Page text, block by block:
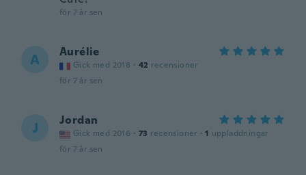
för 7 år sen
A Aurélie
Gick med 2018 · 42 recensioner
för 7 år sen
J Jordan
Gick med 2016 · 73 recensioner · 1 uppladdningar
för 7 år sen